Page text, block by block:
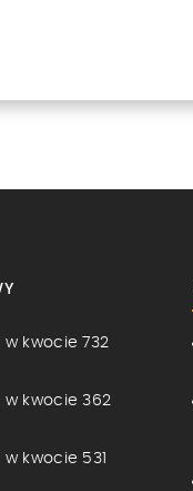
w kwocie 732
w kwocie 362
kwocie 531